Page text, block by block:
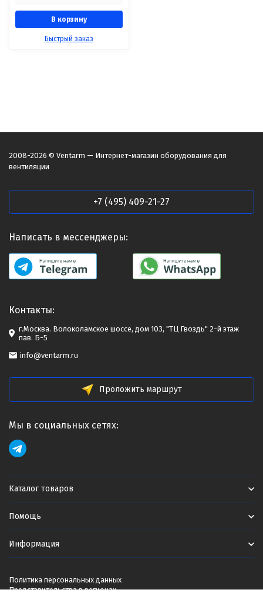
В корзину
Быстрый заказ
2008-2026 © Ventarm — Интернет-магазин оборудования для
вентиляции
+7 (495) 409-21-27
Написать в мессенджеры:
Контакты:
г.Москва. Волоколамское шоссе, дом 103, "ТЦ Гвоздь" 2-й этаж
пав. Б-5
info@ventarm.ru
Проложить маршрут
Мы в социальных сетях:
Каталог товаров
Помощь
Информация
Политика персональных данных
Представительства в регионах